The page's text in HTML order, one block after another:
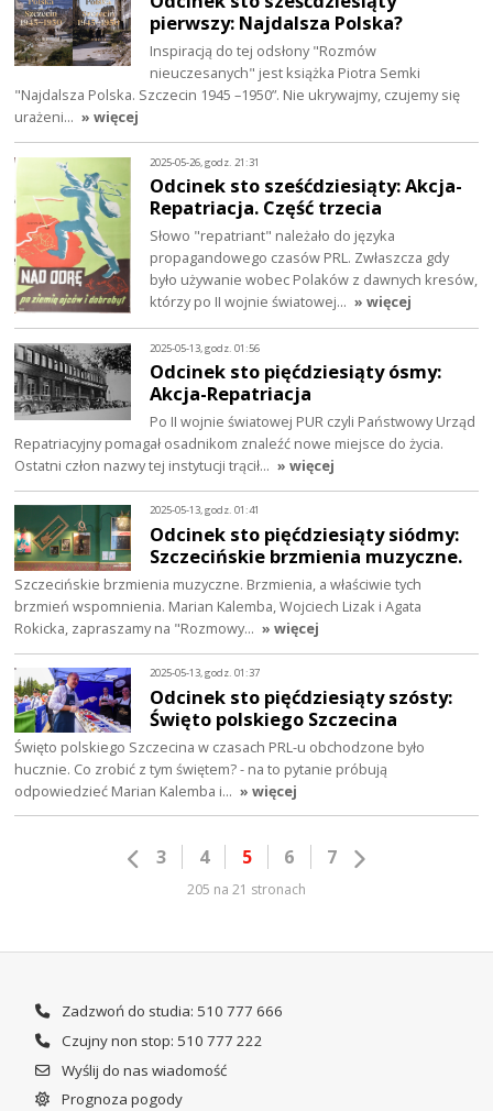
pierwszy: Najdalsza Polska?
Inspiracją do tej odsłony "Rozmów
nieuczesanych" jest książka Piotra Semki
"Najdalsza Polska. Szczecin 1945 –1950”. Nie ukrywajmy, czujemy się
urażeni… » więcej
2025-05-26, godz. 21:31
Odcinek sto sześćdziesiąty: Akcja-
Repatriacja. Część trzecia
Słowo "repatriant" należało do języka
propagandowego czasów PRL. Zwłaszcza gdy
było używanie wobec Polaków z dawnych kresów,
którzy po II wojnie światowej… » więcej
2025-05-13, godz. 01:56
Odcinek sto pięćdziesiąty ósmy:
Akcja-Repatriacja
Po II wojnie światowej PUR czyli Państwowy Urząd
Repatriacyjny pomagał osadnikom znaleźć nowe miejsce do życia.
Ostatni człon nazwy tej instytucji trącił… » więcej
2025-05-13, godz. 01:41
Odcinek sto pięćdziesiąty siódmy:
Szczecińskie brzmienia muzyczne.
Szczecińskie brzmienia muzyczne. Brzmienia, a właściwie tych
brzmień wspomnienia. Marian Kalemba, Wojciech Lizak i Agata
Rokicka, zapraszamy na "Rozmowy… » więcej
2025-05-13, godz. 01:37
Odcinek sto pięćdziesiąty szósty:
Święto polskiego Szczecina
Święto polskiego Szczecina w czasach PRL-u obchodzone było
hucznie. Co zrobić z tym świętem? - na to pytanie próbują
odpowiedzieć Marian Kalemba i… » więcej
3 4 5 6 7
205 na 21 stronach
Zadzwoń do studia: 510 777 666
Czujny non stop: 510 777 222
Wyślij do nas wiadomość
Prognoza pogody